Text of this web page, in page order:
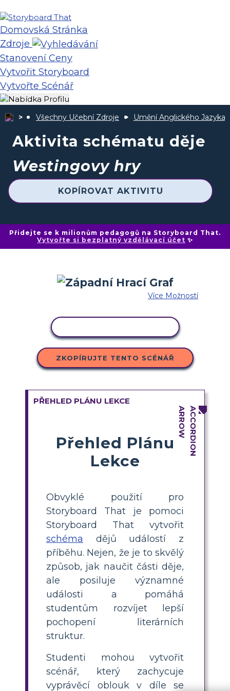
Domovská Stránka
Zdroje
Stanovení Ceny
Vytvořit Storyboard
Vytvořte Scénář
Všechny Učební Zdroje Umění Anglického Jazyka
Aktivita schématu děje
Westingovy hry
KOPÍROVAT AKTIVITU
Přidejte se k milionům pedagogů na Storyboard That.
Vytvořte si bezplatný vzdělávací účet ✨
Více Možností
ZKOPÍRUJTE TENTO SCÉNÁŘ
PŘEHLED PLÁNU LEKCE
Přehled Plánu
Lekce
Obvyklé použití pro
Storyboard That je pomoci
Storyboard That vytvořit
schéma dějů událostí z
příběhu. Nejen, že je to skvělý
způsob, jak naučit části děje,
ale posiluje významné
události a pomáhá
studentům rozvíjet lepší
pochopení literárních
struktur.
Studenti mohou vytvořit
scénář, který zachycuje
vyprávěcí oblouk v díle se